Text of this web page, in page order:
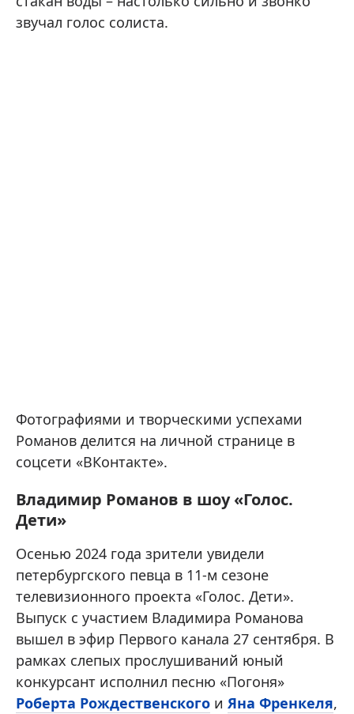
звучал голос солиста.
Фотографиями и творческими успехами
Романов делится на личной странице в
соцсети «ВКонтакте».
Владимир Романов в шоу «Голос.
Дети»
Осенью 2024 года зрители увидели
петербургского певца в 11-м сезоне
телевизионного проекта «Голос. Дети».
Выпуск с участием Владимира Романова
вышел в эфир Первого канала 27 сентября. В
рамках слепых прослушиваний юный
конкурсант исполнил песню «Погоня»
Роберта Рождественского и Яна Френкеля,